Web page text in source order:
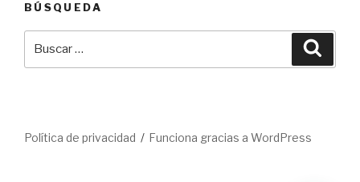
BÚSQUEDA
Política de privacidad Funciona gracias a WordPress